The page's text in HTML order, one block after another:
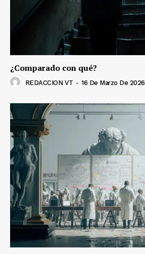
¿Comparado con qué?
REDACCION VT - 16 De Marzo De 2026